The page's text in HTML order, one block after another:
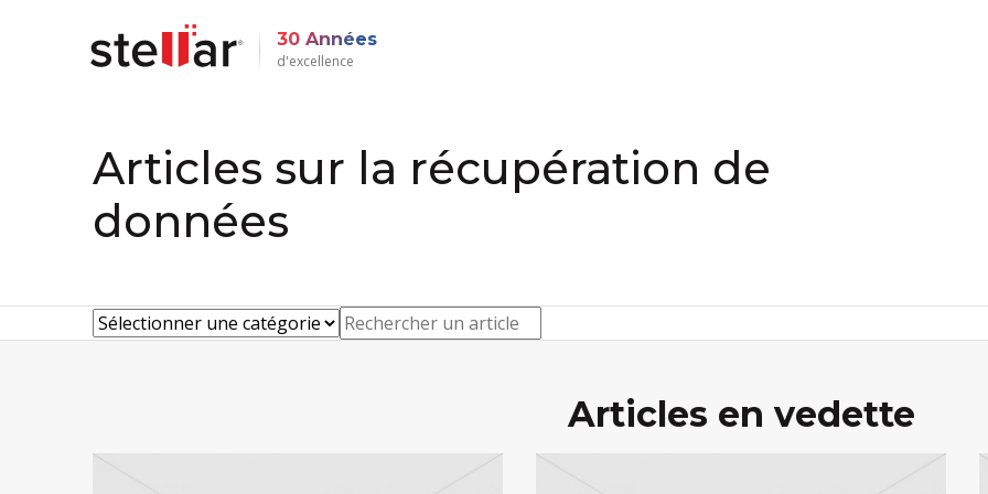
30 Années
d'excellence
Articles sur la récupération de
données
Articles en vedette